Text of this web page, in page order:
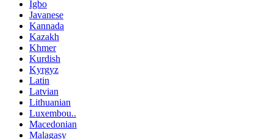
Igbo
Javanese
Kannada
Kazakh
Khmer
Kurdish
Kyrgyz
Latin
Latvian
Lithuanian
Luxembou..
Macedonian
Malagasy